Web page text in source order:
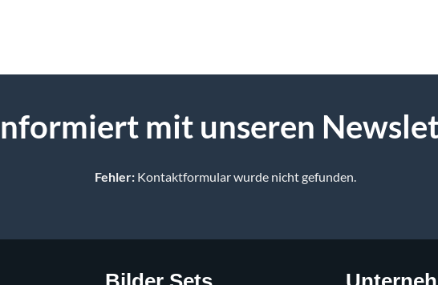
mit unseren
Fehler: Kontaktformular wurde nicht gefunden.